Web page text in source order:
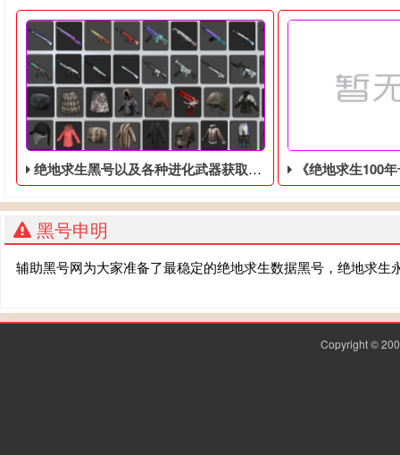
绝地求生黑号以及各种进化武器获取办法 《绝地求生100年号刷黑号》
黑号申明
辅助黑号网为大家准备了最稳定的绝地求生数据黑号，绝地求
Copyright ©